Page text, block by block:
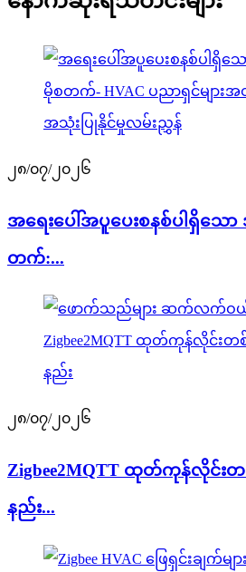
၂၈/၀၇/၂၀၂၆
အရေးပေါ်အပူပေးစနစ်ပါရှိသ
တက်:...
၂၈/၀၇/၂၀၂၆
Zigbee2MQTT ထုတ်ကုန်လိုင်
နည်း...